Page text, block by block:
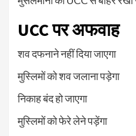
UCC पर अफवाह
शव दफनाने नहीं दिया जाएगा
मुस्लिमों को शव जलाना पड़ेगा
निकाह बंद हो जाएगा
मुस्लिमों को फेरे लेने पड़ेंगा